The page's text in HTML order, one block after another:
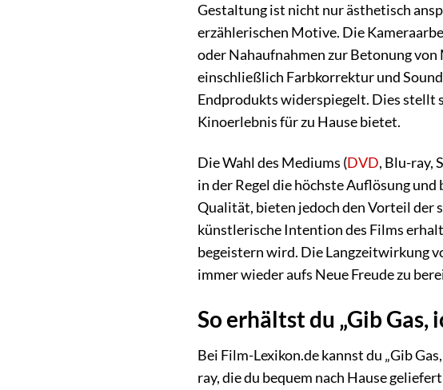
Gestaltung ist nicht nur ästhetisch
erzählerischen Motive. Die
oder Nahaufnahmen zur Betonung
einschließlich Farbkorrektur und
Endprodukts widerspiegelt. Dies stellt
Kinoerlebnis für zu Hause bietet.
Die Wahl des Mediums (DVD, Blu-ray,
in der Regel die höchste Auflösung
Qualität, bieten jedoch den Vorteil der
künstlerische Intention des Films
begeistern wird. Die Langzeitwirkung
immer wieder aufs Neue Freude zu
So erhältst du „Gib Gas,
Bei Film-Lexikon.de kannst du „Gib
ray, die du bequem nach Hause